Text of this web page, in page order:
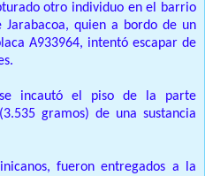
otro individuo en el barrio
quien a bordo de un
A933964, intentó escapar de
incautó el piso de la parte
gramos) de una sustancia
fueron entregados a la